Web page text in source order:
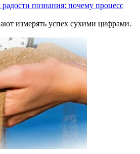
познания: почему процесс
измерять успех сухими цифрами.